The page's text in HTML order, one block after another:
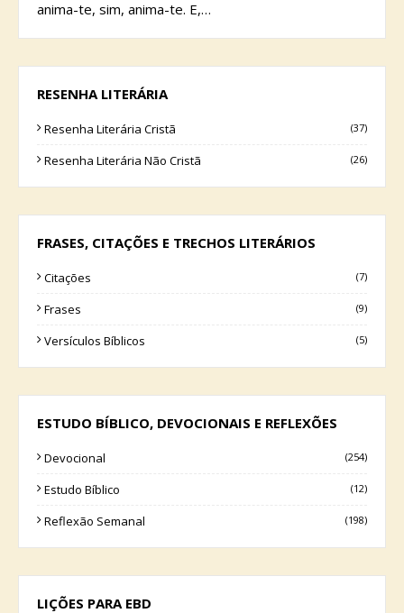
anima-te, sim, anima-te. E,…
RESENHA LITERÁRIA
Resenha Literária Cristã (37)
Resenha Literária Não Cristã (26)
FRASES, CITAÇÕES E TRECHOS LITERÁRIOS
Citações (7)
Frases (9)
Versículos Bíblicos (5)
ESTUDO BÍBLICO, DEVOCIONAIS E REFLEXÕES
Devocional (254)
Estudo Bíblico (12)
Reflexão Semanal (198)
LIÇÕES PARA EBD